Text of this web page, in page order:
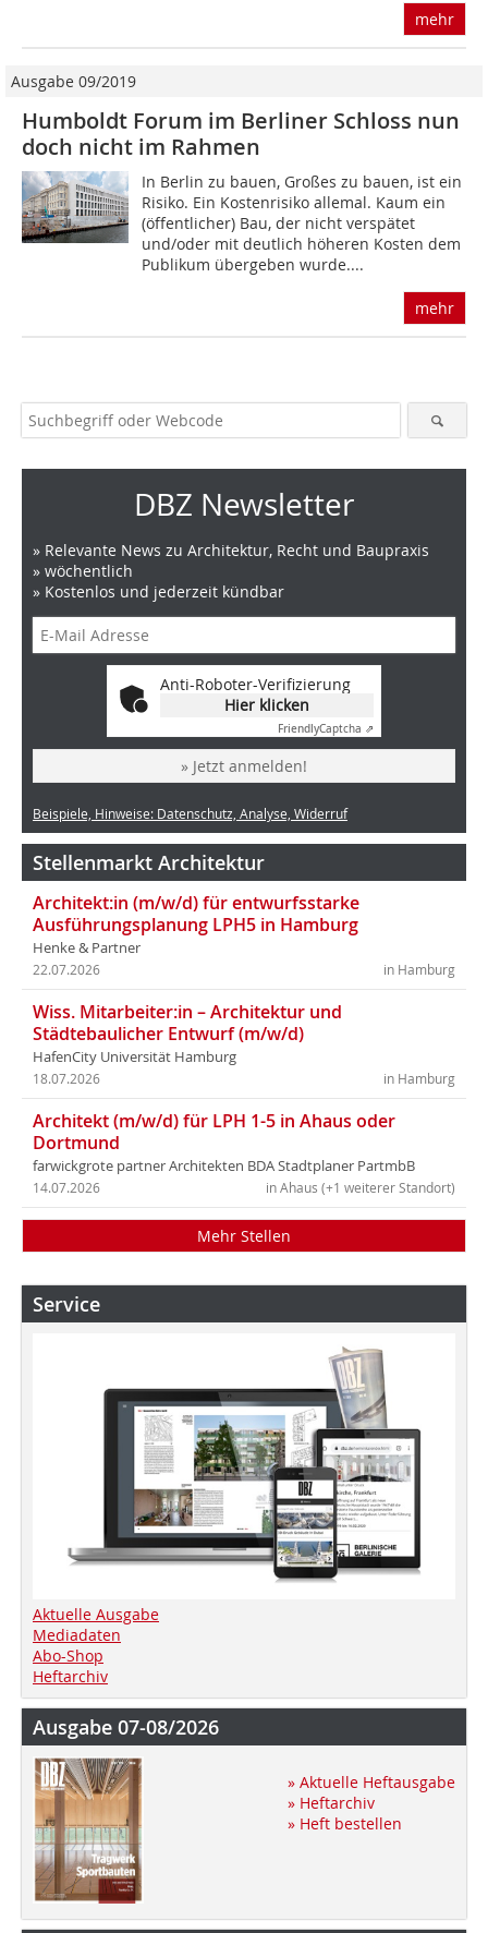
mehr
Ausgabe 09/2019
Humboldt Forum im Berliner Schloss nun
doch nicht im Rahmen
In Berlin zu bauen, Großes zu bauen, ist ein
Risiko. Ein Kostenrisiko allemal. Kaum ein
(öffentlicher) Bau, der nicht verspätet
und/oder mit deutlich höheren Kosten dem
Publikum übergeben wurde....
mehr
DBZ Newsletter
» Relevante News zu Architektur, Recht und Baupraxis
» wöchentlich
» Kostenlos und jederzeit kündbar
Anti-Roboter-Verifizierung
Hier klicken
FriendlyCaptcha ⇗
» Jetzt anmelden!
Beispiele, Hinweise: Datenschutz, Analyse, Widerruf
Stellenmarkt Architektur
Architekt:in (m/w/d) für entwurfsstarke
Ausführungsplanung LPH5 in Hamburg
Henke & Partner
in Hamburg
22.07.2026
Wiss. Mitarbeiter:in – Architektur und
Städtebaulicher Entwurf (m/w/d)
HafenCity Universität Hamburg
in Hamburg
18.07.2026
Architekt (m/w/d) für LPH 1-5 in Ahaus oder
Dortmund
farwickgrote partner Architekten BDA Stadtplaner PartmbB
in Ahaus (+1 weiterer Standort)
14.07.2026
Mehr Stellen
Service
Aktuelle Ausgabe
Mediadaten
Abo-Shop
Heftarchiv
Ausgabe 07-08/2026
» Aktuelle Heftausgabe
» Heftarchiv
» Heft bestellen